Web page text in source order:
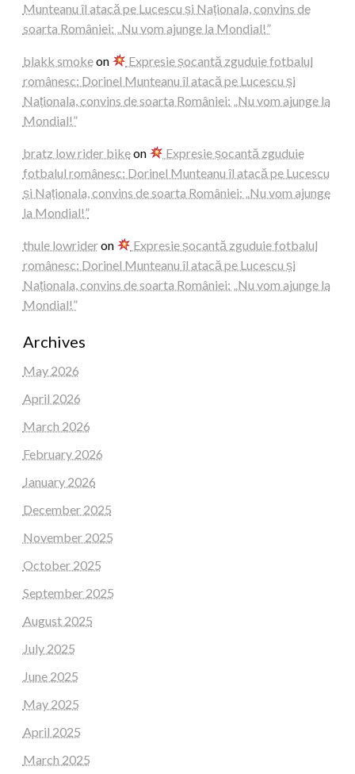
Munteanu îl atacă pe Lucescu și Naționala, convins de
soarta României: „Nu vom ajunge la Mondial!”
blakk smokeon
Expresie șocantă zguduie fotbalul
românesc: Dorinel Munteanu îl atacă pe Lucescu și
Naționala, convins de soarta României: „Nu vom ajunge la
Mondial!”
bratz low rider bikeon
Expresie șocantă zguduie
fotbalul românesc: Dorinel Munteanu îl atacă pe Lucescu
și Naționala, convins de soarta României: „Nu vom ajunge
la Mondial!”
thule lowrideron
Expresie șocantă zguduie fotbalul
românesc: Dorinel Munteanu îl atacă pe Lucescu și
Naționala, convins de soarta României: „Nu vom ajunge la
Mondial!”
Archives
May 2026
April 2026
March 2026
February 2026
January 2026
December 2025
November 2025
October 2025
September 2025
August 2025
July 2025
June 2025
May 2025
April 2025
March 2025